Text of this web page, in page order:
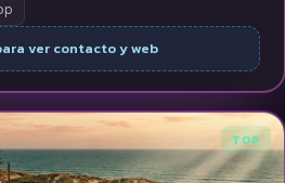
ver contacto y web
TOP